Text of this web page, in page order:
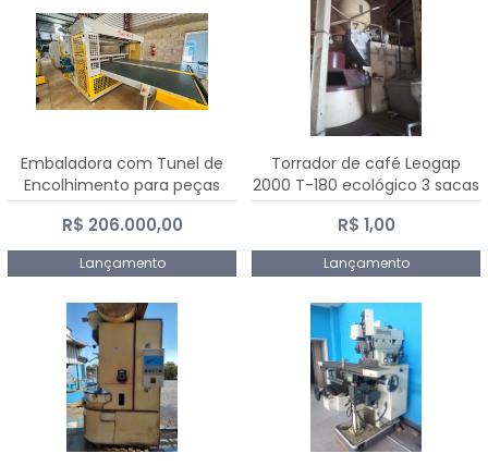
Embaladora com Tunel de
Encolhimento para peças
grandes portas janelas -
Dalmak
R$ 206.000,00
Lançamento
Torrador de café Leogap
2000 T-180 ecológico 3 sacas
de carga 540 kg/h
R$ 1,00
Lançamento